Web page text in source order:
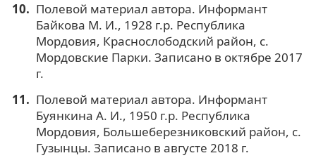
Полевой материал автора. Информант
Байкова М. И., 1928 г.р. Республика
Мордовия, Краснослободский район, с.
Мордовские Парки. Записано в октябре 2017
г.
Полевой материал автора. Информант
Буянкина А. И., 1950 г.р. Республика
Мордовия, Большеберезниковский район, с.
Гузынцы. Записано в августе 2018 г.